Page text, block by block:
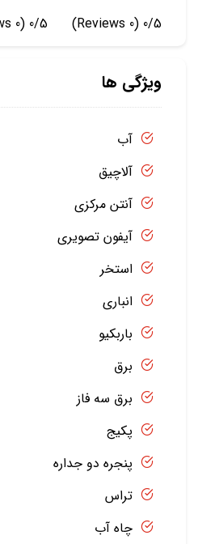
0/5
(0 Reviews)
0/5
(0 Reviews)
ویژگی ها
آب
آلاچیق
آنتن مرکزی
آیفون تصویری
استخر
انباری
باربکیو
برق
برق سه فاز
پکیج
پنجره دو جداره
تراس
چاه آب